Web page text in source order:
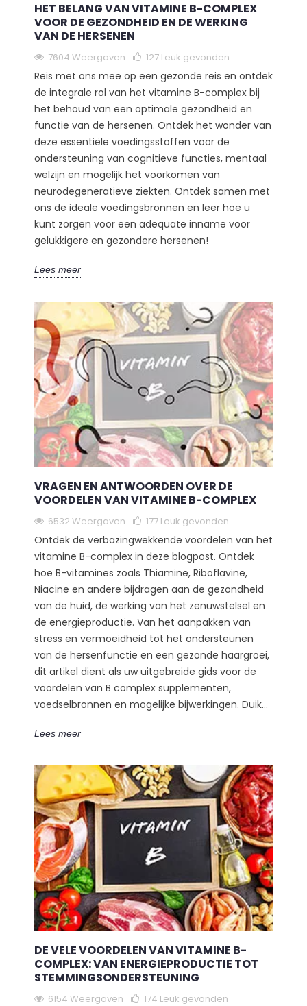
HET BELANG VAN VITAMINE B-COMPLEX
VOOR DE GEZONDHEID EN DE WERKING
VAN DE HERSENEN
7604 Weergaven 127 Leuk gevonden
Reis met ons mee op een gezonde reis en ontdek
de integrale rol van het vitamine B-complex bij
het behoud van een optimale gezondheid en
functie van de hersenen. Ontdek het wonder van
deze essentiële voedingsstoffen voor de
ondersteuning van cognitieve functies, mentaal
welzijn en mogelijk het voorkomen van
neurodegeneratieve ziekten. Ontdek samen met
ons de ideale voedingsbronnen en leer hoe u
kunt zorgen voor een adequate inname voor
gelukkigere en gezondere hersenen!
Lees meer
VRAGEN EN ANTWOORDEN OVER DE
VOORDELEN VAN VITAMINE B-COMPLEX
6532 Weergaven 177 Leuk gevonden
Ontdek de verbazingwekkende voordelen van het
vitamine B-complex in deze blogpost. Ontdek
hoe B-vitamines zoals Thiamine, Riboflavine,
Niacine en andere bijdragen aan de gezondheid
van de huid, de werking van het zenuwstelsel en
de energieproductie. Van het aanpakken van
stress en vermoeidheid tot het ondersteunen
van de hersenfunctie en een gezonde haargroei,
dit artikel dient als uw uitgebreide gids voor de
voordelen van B complex supplementen,
voedselbronnen en mogelijke bijwerkingen. Duik...
Lees meer
DE VELE VOORDELEN VAN VITAMINE B-
COMPLEX: VAN ENERGIEPRODUCTIE TOT
STEMMINGSONDERSTEUNING
6154 Weergaven 174 Leuk gevonden